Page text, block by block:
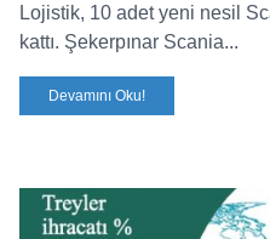
Lojistik, 10 adet yeni nesil
kattı. Şekerpınar Scania...
Devamını Oku!